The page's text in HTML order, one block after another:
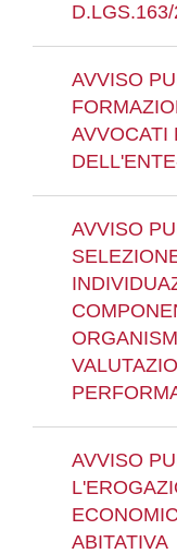
AVVISO
AVVOCATI
AVVISO
AVVISO
ABITATIVA